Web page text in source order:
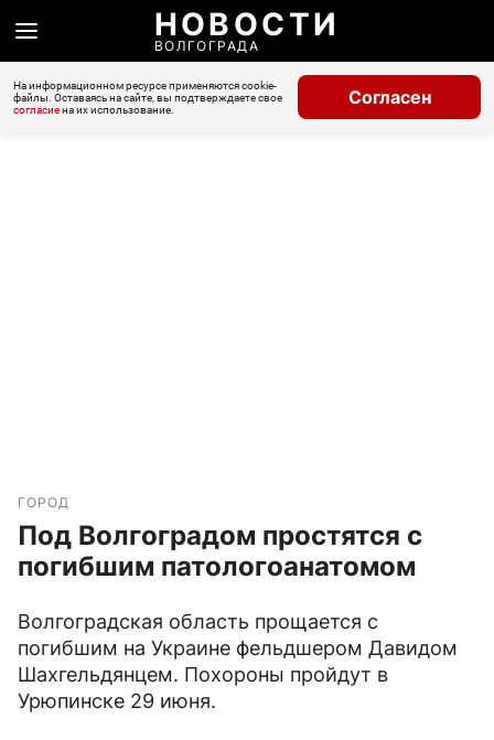
НОВОСТИ
ВОЛГОГРАДА
На информационном ресурсе применяются cookie-
файлы. Оставаясь на сайте, вы подтверждаете свое
согласиена их использование.
Согласен
ГОРОД
Под Волгоградом простятся с
погибшим патологоанатомом
Волгоградская область прощается с
погибшим на Украине фельдшером Давидом
Шахгельдянцем. Похороны пройдут в
Урюпинске 29 июня.